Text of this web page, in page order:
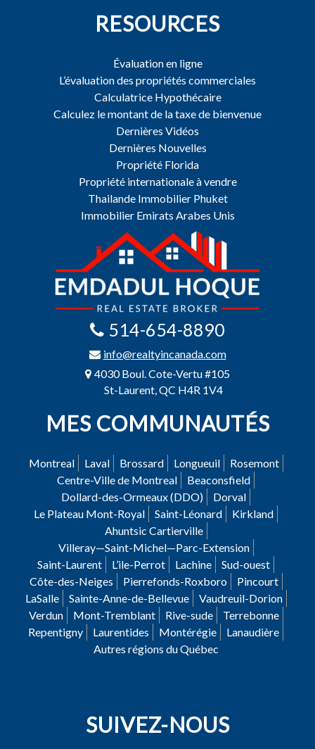
RESOURCES
Évaluation en ligne
L’évaluation des propriétés commerciales
Calculatrice Hypothécaire
Calculez le montant de la taxe de bienvenue
Dernières Vidéos
Dernières Nouvelles
Propriété Florida
Propriété internationale à vendre
Thailande Immobilier Phuket
Immobilier Emirats Arabes Unis
514-654-8890
info@realtyincanada.com
4030 Boul. Cote-Vertu #105
St-Laurent, QC H4R 1V4
MES COMMUNAUTÉS
Montreal Laval Brossard Longueuil
Rosemont
Centre-Ville de Montreal
Beaconsfield
Dollard-des-Ormeaux (DDO)
Dorval
Le Plateau Mont-Royal
Saint-Léonard
Kirkland
Ahuntsic Cartierville
Villeray—Saint-Michel—Parc-Extension
Saint-Laurent
L’ile-Perrot Lachine
Sud-ouest
Côte-des-Neiges
Pierrefonds-Roxboro
Pincourt
LaSalle
Sainte-Anne-de-Bellevue
Vaudreuil-Dorion
Verdun
Mont-Tremblant Rive-sude
Terrebonne
Repentigny
Laurentides Montérégie
Lanaudière
Autres régions du Québec
SUIVEZ-NOUS